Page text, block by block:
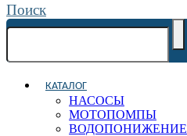
Поиск
КАТАЛОГ
НАСОСЫ
МОТОПОМПЫ
ВОДОПОНИЖЕНИЕ